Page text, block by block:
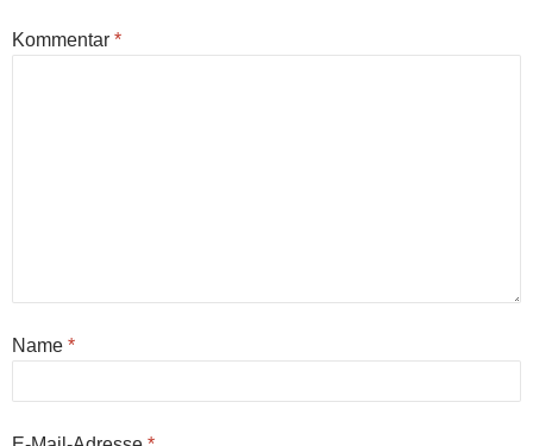
Kommentar *
Name *